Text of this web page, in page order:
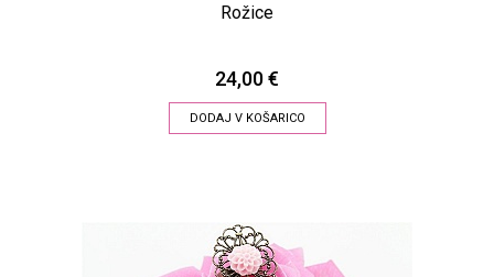
Rožice
24,00 €
DODAJ V KOŠARICO